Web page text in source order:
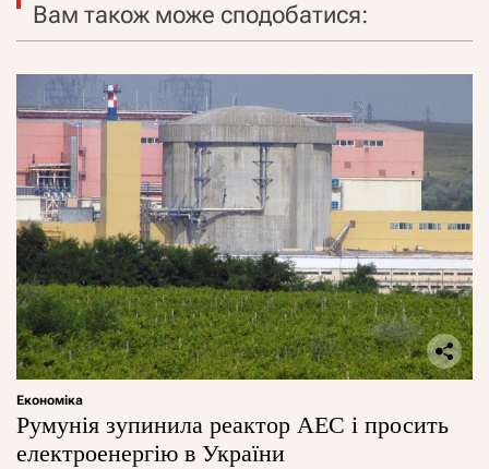
Вам також може сподобатися:
Економіка
Румунія зупинила реактор АЕС і просить
електроенергію в України